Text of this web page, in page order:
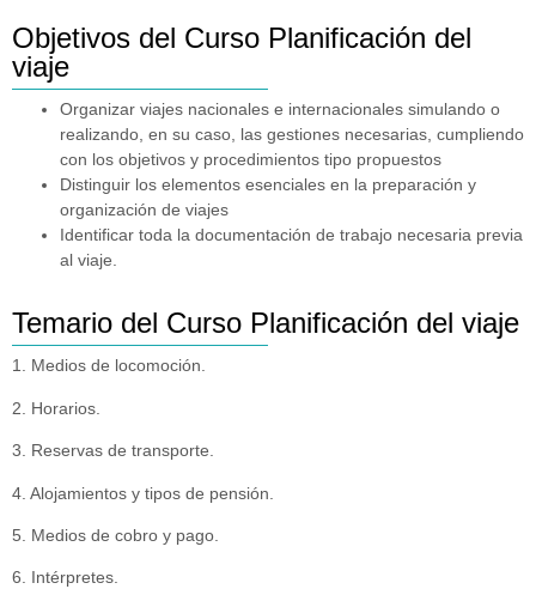
Objetivos del Curso Planificación del
viaje
Organizar viajes nacionales e internacionales simulando o
realizando, en su caso, las gestiones necesarias, cumpliendo
con los objetivos y procedimientos tipo propuestos
Distinguir los elementos esenciales en la preparación y
organización de viajes
Identificar toda la documentación de trabajo necesaria previa
al viaje.
Temario del Curso Planificación del viaje
1. Medios de locomoción.
2. Horarios.
3. Reservas de transporte.
4. Alojamientos y tipos de pensión.
5. Medios de cobro y pago.
6. Intérpretes.